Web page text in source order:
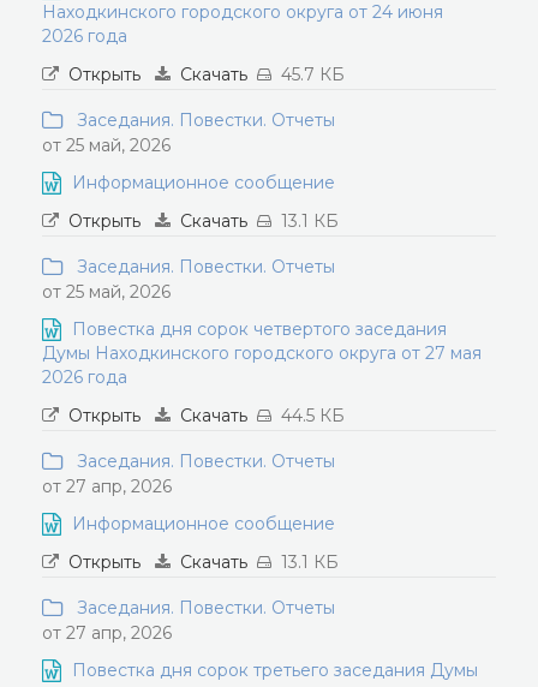
Находкинского городского округа от 24 июня
2026 года
Открыть
Скачать 45.7 КБ
Заседания. Повестки. Отчеты
от 25 май, 2026
Информационное сообщение
Открыть
Скачать 13.1 КБ
Заседания. Повестки. Отчеты
от 25 май, 2026
Повестка дня сорок четвертого заседания
Думы Находкинского городского округа от 27 мая
2026 года
Открыть
Скачать 44.5 КБ
Заседания. Повестки. Отчеты
от 27 апр, 2026
Информационное сообщение
Открыть
Скачать 13.1 КБ
Заседания. Повестки. Отчеты
от 27 апр, 2026
Повестка дня сорок третьего заседания Думы